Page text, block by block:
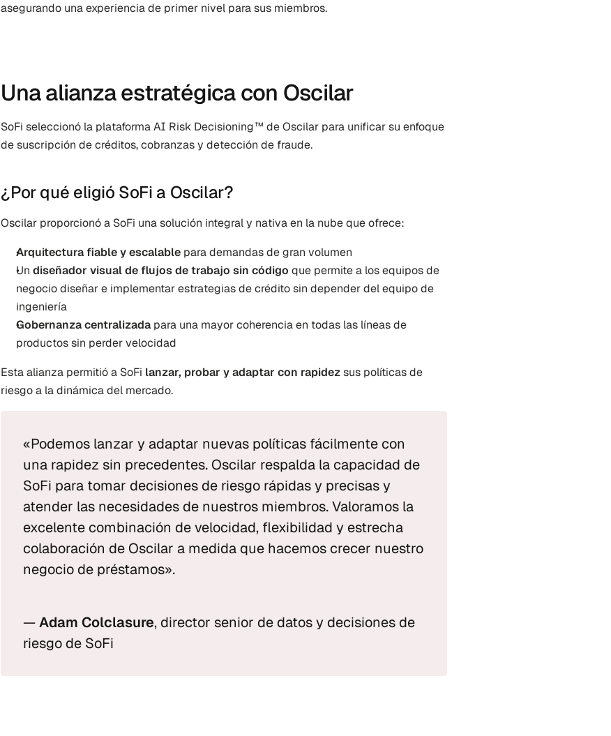
asegurando una experiencia de primer nivel para sus miembros.
Una alianza estratégica con Oscilar
SoFi seleccionó la plataforma AI Risk Decisioning™ de Oscilar para unificar su enfoque
de suscripción de créditos, cobranzas y detección de fraude.
¿Por qué eligió SoFi a Oscilar?
Oscilar proporcionó a SoFi una solución integral y nativa en la nube que ofrece:
Arquitectura fiable y escalable para demandas de gran volumen
Un diseñador visual de flujos de trabajo sin código que permite a los equipos de
negocio diseñar e implementar estrategias de crédito sin depender del equipo de
ingeniería
Gobernanza centralizada para una mayor coherencia en todas las líneas de
productos sin perder velocidad
Esta alianza permitió a SoFi lanzar, probar y adaptar con rapidez sus políticas de
riesgo a la dinámica del mercado.
«Podemos lanzar y adaptar nuevas políticas fácilmente con
una rapidez sin precedentes. Oscilar respalda la capacidad de
SoFi para tomar decisiones de riesgo rápidas y precisas y
atender las necesidades de nuestros miembros. Valoramos la
excelente combinación de velocidad, flexibilidad y estrecha
colaboración de Oscilar a medida que hacemos crecer nuestro
negocio de préstamos».
— Adam Colclasure, director senior de datos y decisiones de
riesgo de SoFi